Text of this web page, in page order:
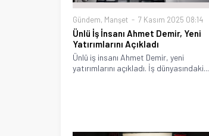
Gündem, Manşet 7 Kasım 2025 08:14
Ünlü İş İnsanı Ahmet Demir, Yeni
Yatırımlarını Açıkladı
Ünlü iş insanı Ahmet Demir, yeni
yatırımlarını açıkladı. İş dünyasındaki...